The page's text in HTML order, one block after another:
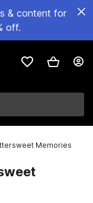
& content for
off.
Memories